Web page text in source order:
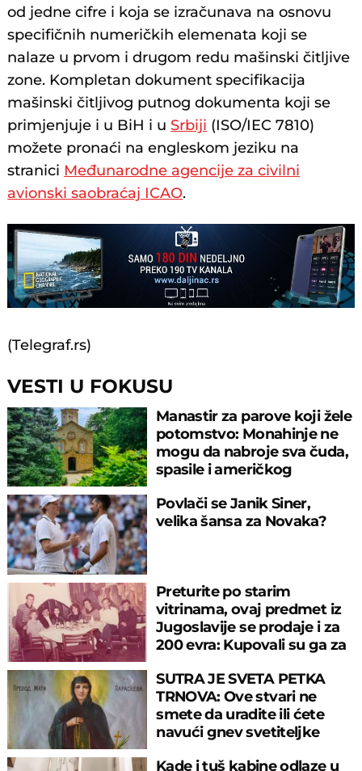
od jedne cifre i koja se izračunava na osnovu
specifičnih numeričkih elemenata koji se
nalaze u prvom i drugom redu mašinski čitljive
zone. Kompletan dokument specifikacija
mašinski čitljivog putnog dokumenta koji se
primjenjuje i u BiH i u Srbiji (ISO/IEC 7810)
možete pronaći na engleskom jeziku na
stranici Međunarodne agencije za civilni
avionski saobraćaj ICAO.
(Telegraf.rs)
VESTI U FOKUSU
Manastir za parove koji žele
potomstvo: Monahinje ne
mogu da nabroje sva čuda,
spasile i američkog
Povlači se Janik Siner,
velika šansa za Novaka?
Preturite po starim
vitrinama, ovaj predmet iz
Jugoslavije se prodaje i za
200 evra: Kupovali su ga za
SUTRA JE SVETA PETKA
TRNOVA: Ove stvari ne
smete da uradite ili ćete
navući gnev svetiteljke
Kade i tuš kabine odlaze u